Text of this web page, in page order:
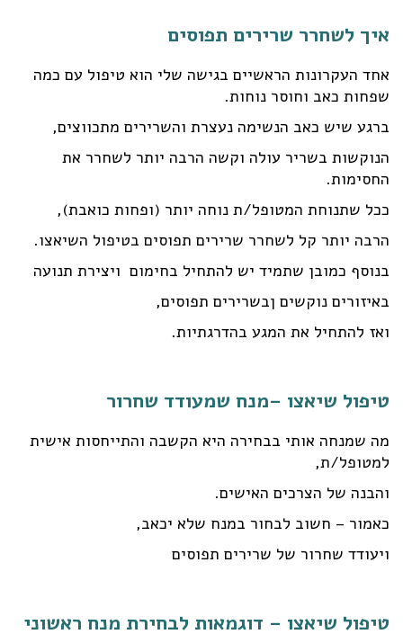
איך לשחרר שרירים תפוסים
אחד העקרונות הראשיים בגישה שלי הוא טיפול עם כמה
שפחות כאב וחוסר נוחות.
ברגע שיש כאב הנשימה נעצרת והשרירים מתכווצים,
הנוקשות בשריר עולה וקשה הרבה יותר לשחרר את
החסימות.
ככל שתנוחת המטופל/ת נוחה יותר (ופחות כואבת),
הרבה יותר קל לשחרר שרירים תפוסים בטיפול השיאצו.
בנוסף כמובן שתמיד יש להתחיל בחימום ויצירת תנועה
באיזורים נוקשים ןבשרירים תפוסים,
ואז להתחיל את המגע בהדרגתיות.
טיפול שיאצו –מנח שמעודד שחרור
מה שמנחה אותי בבחירה היא הקשבה והתייחסות אישית
למטופל/ת,
והבנה של הצרכים האישים.
כאמור – חשוב לבחור במנח שלא יכאב,
ויעודד שחרור של שרירים תפוסים
טיפול שיאצו – דוגמאות לבחירת מנח ראשוני